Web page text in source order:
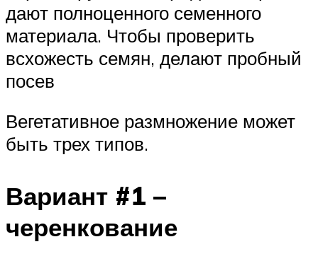
дают полноценного семенного
материала. Чтобы проверить
всхожесть семян, делают пробный
посев
Вегетативное размножение может
быть трех типов.
Вариант #1 –
черенкование